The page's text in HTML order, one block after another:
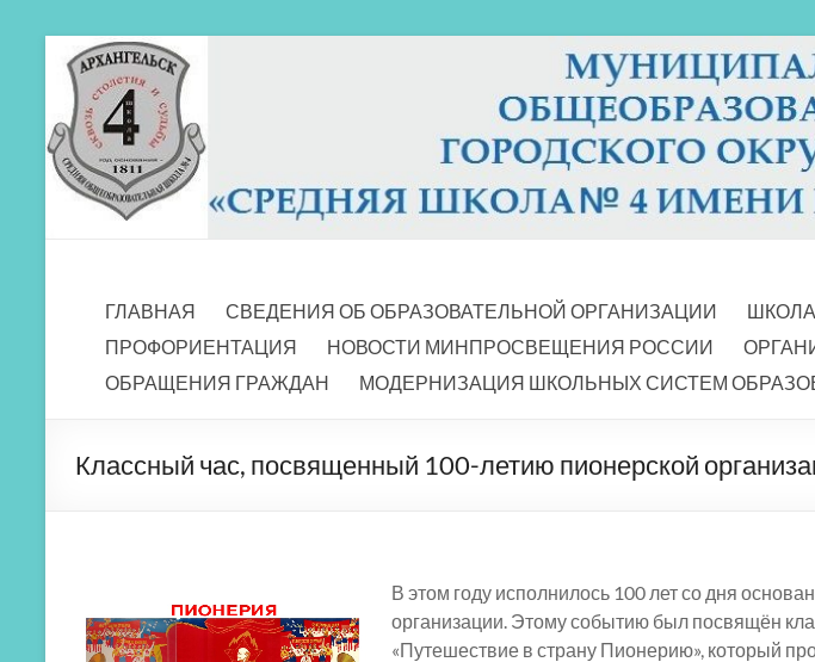
Перейти
содержимому
МБОУ СШ 4
ГЛАВНАЯ
СВЕДЕНИЯ ОБ ОБРАЗОВАТЕЛЬНОЙ ОРГАНИЗАЦИИ ШКОЛА
ПРОФОРИЕНТАЦИЯ
НОВОСТИ МИНПРОСВЕЩЕНИЯ РОССИИ
ОБРАЩЕНИЯ ГРАЖДАН
МОДЕРНИЗАЦИЯ ШКОЛЬНЫХ СИСТЕМ
Классный час, посвященный 100-летию пионерской
В этом году исполнилось 100 лет со дня
организации. Этому событию был посвящён
«Путешествие в страну Пионерию», который